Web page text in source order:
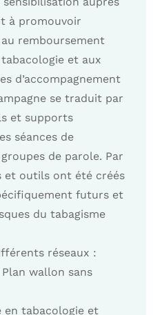
à promouvoir
remboursement
et aux
d’accompagnement
se traduit par
et supports
séances de
de parole. Par
et outils ont été créés
futurs et
du tabagisme
réseaux :
wallon sans
en tabacologie et